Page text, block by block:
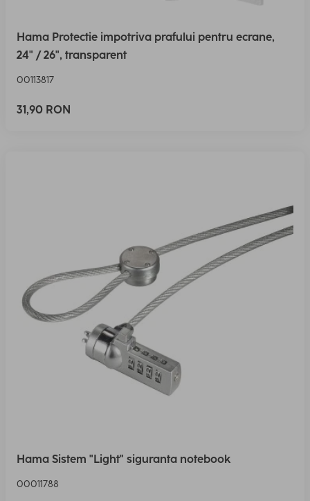
Hama Protectie impotriva prafului pentru ecrane,
24" / 26", transparent
00113817
31,90 RON
Hama Sistem "Light" siguranta notebook
00011788